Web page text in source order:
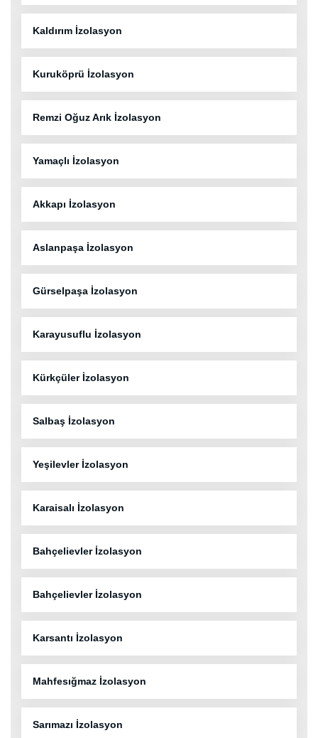
Kaldırım İzolasyon
Kuruköprü İzolasyon
Remzi Oğuz Arık İzolasyon
Yamaçlı İzolasyon
Akkapı İzolasyon
Aslanpaşa İzolasyon
Gürselpaşa İzolasyon
Karayusuflu İzolasyon
Kürkçüler İzolasyon
Salbaş İzolasyon
Yeşilevler İzolasyon
Karaisalı İzolasyon
Bahçelievler İzolasyon
Bahçelievler İzolasyon
Karsantı İzolasyon
Mahfesığmaz İzolasyon
Sarımazı İzolasyon